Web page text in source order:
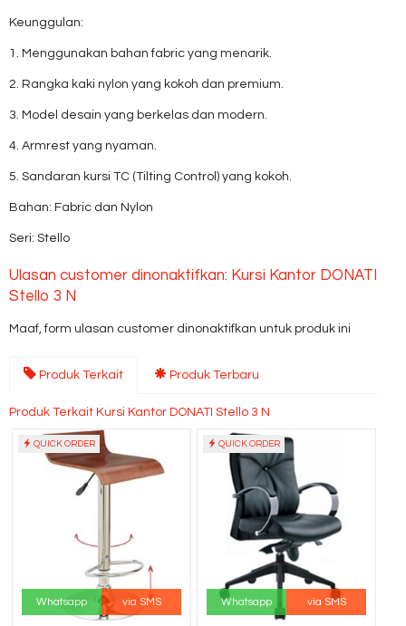
Keunggulan:
1. Menggunakan bahan fabric yang menarik.
2. Rangka kaki nylon yang kokoh dan premium.
3. Model desain yang berkelas dan modern.
4. Armrest yang nyaman.
5. Sandaran kursi TC (Tilting Control) yang kokoh.
Bahan: Fabric dan Nylon
Seri: Stello
Ulasan customer dinonaktifkan: Kursi Kantor DONATI
Stello 3 N
Maaf, form ulasan customer dinonaktifkan untuk produk ini
Produk Terkait Produk Terbaru
Produk Terkait Kursi Kantor DONATI Stello 3 N
QUICK ORDER
Whatsapp via SMS
QUICK ORDER
Whatsapp via SMS